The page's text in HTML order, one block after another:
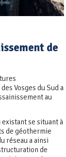
de
Vosges du Sud a
au
se situant à
de géothermie
réseau a ainsi
de